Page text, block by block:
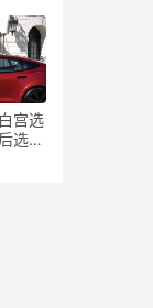
宫选
选了